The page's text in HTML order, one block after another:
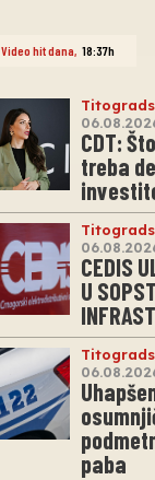
Video hit dana, 18:37h
CDT:
treba
CEDIS
U
paba